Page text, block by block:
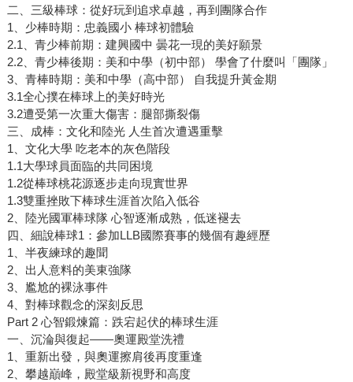
二、三級棒球：從好玩到追求卓越，再到團隊合作
1、少棒時期：忠義國小 棒球初體驗
2.1、青少棒前期：建興國中 曇花一現的美好願景
2.2、青少棒後期：美和中學（初中部） 學會了什麼叫「團隊」
3、青棒時期：美和中學（高中部） 自我提升黃金期
3.1全心撲在棒球上的美好時光
3.2遭受第一次重大傷害：腿部撕裂傷
三、成棒：文化和陸光 人生首次遭遇重擊
1、文化大學 吃老本的灰色階段
1.1大學球員面臨的共同困境
1.2從棒球桃花源逐步走向現實世界
1.3雙重挫敗下棒球生涯首次陷入低谷
2、陸光國軍棒球隊 心智逐漸成熟，低迷褪去
四、細說棒球1：參加LLB國際賽事的幾個有趣經歷
1、半夜練球的趣聞
2、出人意料的美東強隊
3、尷尬的裸泳事件
4、對棒球觀念的深刻反思
Part 2 心智鍛煉篇：跌宕起伏的棒球生涯
一、沉淪與復起——奧運殿堂洗禮
1、重新出發，與奧運擦肩後再度重逢
2、攀越巔峰，殿堂級新視野和高度